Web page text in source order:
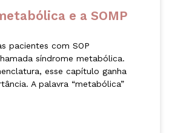
e a SOMP
pacientes com SOP
síndrome metabólica.
esse capítulo ganha
A palavra “metabólica”